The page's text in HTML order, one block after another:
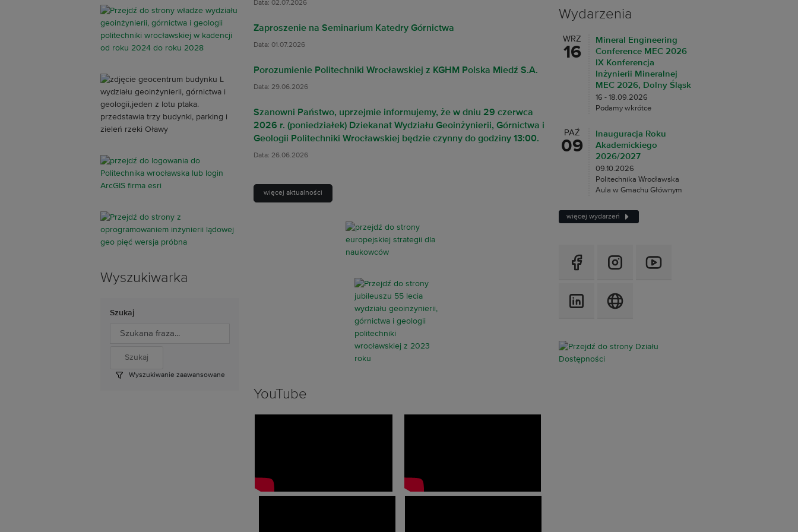
Wyszukiwarka
Szukaj
Wyszukiwanie zaawansowane
Data: 02.07.2026
Zaproszenie na Seminarium Katedry Górnictwa
Data: 01.07.2026
Porozumienie Politechniki Wrocławskiej z KGHM Polska Miedź S.A.
Data: 29.06.2026
Szanowni Państwo, uprzejmie informujemy, że w dniu 29 czerwca
2026 r. (poniedziałek) Dziekanat Wydziału Geoinżynierii, Górnictwa i
Geologii Politechniki Wrocławskiej będzie czynny do godziny 13:00.
Data: 26.06.2026
więcej aktualności
YouTube
Wydarzenia
WRZ
16
Mineral Engineering
Conference MEC 2026
IX Konferencja
Inżynierii Mineralnej
MEC 2026, Dolny Śląsk
16 - 18.09.2026
Podamy wkrótce
PAŹ
09
Inauguracja Roku
Akademickiego
2026/2027
09.10.2026
Politechnika Wrocławska
Aula w Gmachu Głównym
więcej wydarzeń